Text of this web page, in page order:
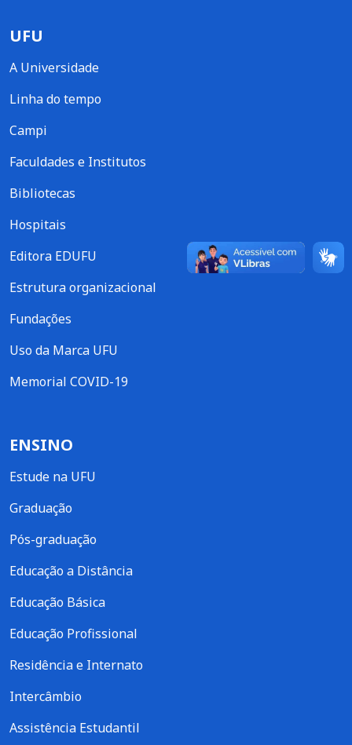
UFU
A Universidade
Linha do tempo
Campi
Faculdades e Institutos
Bibliotecas
Hospitais
Editora EDUFU
Estrutura organizacional
Fundações
Uso da Marca UFU
Memorial COVID-19
ENSINO
Estude na UFU
Graduação
Pós-graduação
Educação a Distância
Educação Básica
Educação Profissional
Residência e Internato
Intercâmbio
Assistência Estudantil